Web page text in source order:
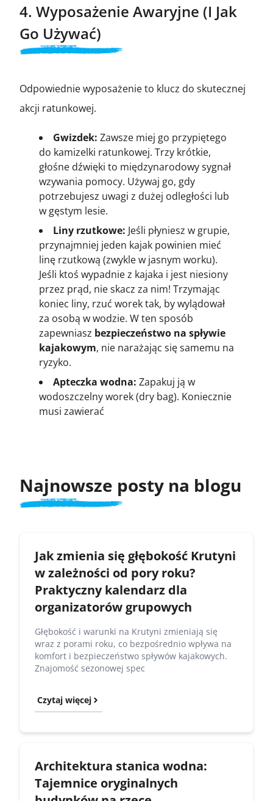
4. Wyposażenie Awaryjne (I Jak
Go Używać)
Odpowiednie wyposażenie to klucz do skutecznej
akcji ratunkowej.
Gwizdek: Zawsze miej go przypiętego
do kamizelki ratunkowej. Trzy krótkie,
głośne dźwięki to międzynarodowy sygnał
wzywania pomocy. Używaj go, gdy
potrzebujesz uwagi z dużej odległości lub
w gęstym lesie.
Liny rzutkowe: Jeśli płyniesz w grupie,
przynajmniej jeden kajak powinien mieć
linę rzutkową (zwykle w jasnym worku).
Jeśli ktoś wypadnie z kajaka i jest niesiony
przez prąd, nie skacz za nim! Trzymając
koniec liny, rzuć worek tak, by wylądował
za osobą w wodzie. W ten sposób
zapewniasz bezpieczeństwo na spływie
kajakowym, nie narażając się samemu na
ryzyko.
Apteczka wodna: Zapakuj ją w
wodoszczelny worek (dry bag). Koniecznie
musi zawierać
Najnowsze posty na blogu
Jak zmienia się głębokość Krutyni
w zależności od pory roku?
Praktyczny kalendarz dla
organizatorów grupowych
Głębokość i warunki na Krutyni zmieniają się
wraz z porami roku, co bezpośrednio wpływa na
komfort i bezpieczeństwo spływów kajakowych.
Znajomość sezonowej spec
Czytaj więcej
Architektura stanica wodna:
Tajemnice oryginalnych